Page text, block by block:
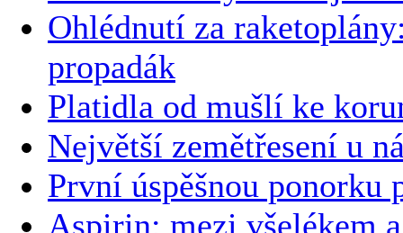
Ohlédnutí za
propadák
Platidla od mušlí ke
Největší zemětřesení u
První úspěšnou ponorku
Aspirin: mezi všelékem